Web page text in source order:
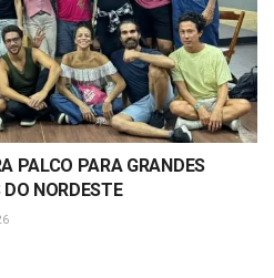
PALCO PARA GRANDES
DO NORDESTE